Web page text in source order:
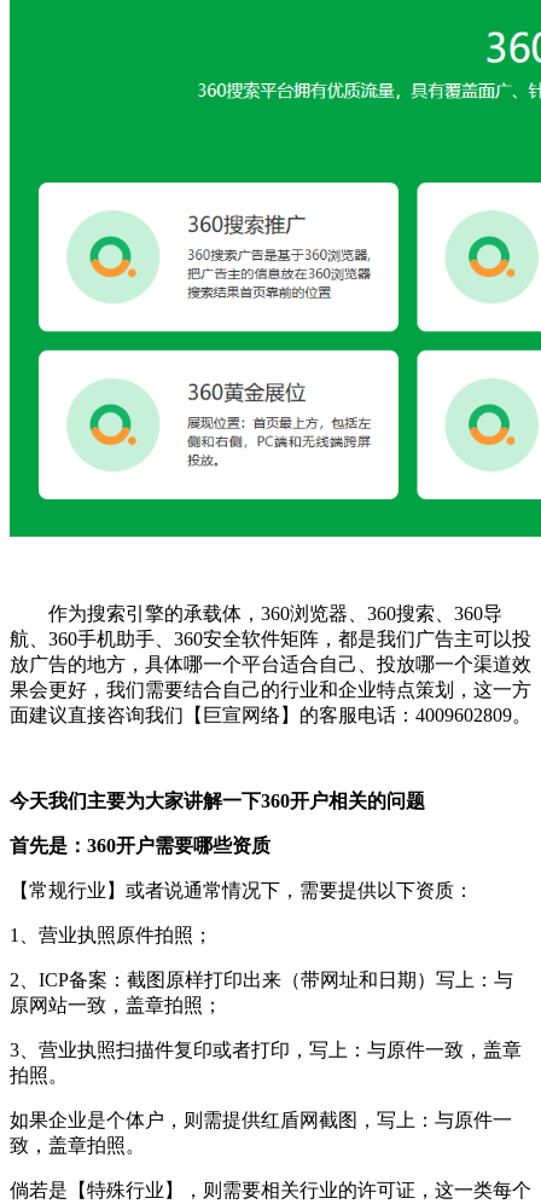
作为搜索引擎的承载体，360浏览器、360搜索、360导
航、360手机助手、360安全软件矩阵，都是我们广告主可以投
放广告的地方，具体哪一个平台适合自己、投放哪一个渠道效
果会更好，我们需要结合自己的行业和企业特点策划，这一方
面建议直接咨询我们【巨宣网络】的客服电话：4009602809。
今天我们主要为大家讲解一下360开户相关的问题
首先是：360开户需要哪些资质
【常规行业 】或者说通常情况下，需要提供以下资质：
1、营业执照原件拍照；
2、ICP备案：截图原样打印出来（带网址和日期）写上：与
原网站一致，盖章拍照；
3、营业执照扫描件复印或者打印，写上：与原件一致，盖章
拍照。
如果企业是个体户，则需提供红盾网截图，写上：与原件一
致，盖章拍照。
倘若是【特殊行业 】，则需要相关行业的许可证，这一类每个